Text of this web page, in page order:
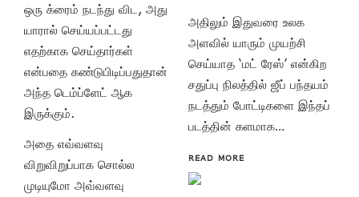
ஒரு க்ரைம் நடந்து விட, அது
யாரால் செய்யப்பட்டது
எதற்காக செய்தார்கள்
என்பதை கண்டுபிடிப்பதுதான்
அந்த டெம்ப்ளேட் ஆக
இருக்கும்.
அதை எவ்வளவு
விறுவிறுப்பாக சொல்ல
முடியுமோ அவ்வளவு
அதிலும் இதுவரை உலக
அளவில் யாரும் முயற்சி
செய்யாத ‘மட் ரேஸ்’ என்கிற
சதுப்பு நிலத்தில் ஜீப் பந்தயம்
நடத்தும் போட்டிகளை இந்தப்
படத்தின் களமாக…
READ MORE